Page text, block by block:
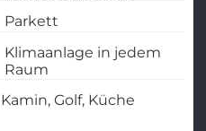
Parkett
Klimaanlage in jedem
Raum
Kamin Golf Küche